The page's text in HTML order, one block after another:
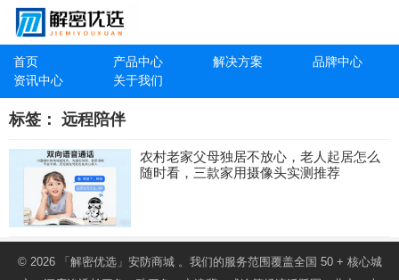
首页 产品中心 解决方案
品牌中心
资讯中心
关于我们
标签： 远程陪伴
农村老家父母独居不放心，老人起居怎么
随时看，三款家用摄像头实测推荐
© 2026 「解密优选」安防商城。我们的服务范围覆盖全国 50 + 核心城